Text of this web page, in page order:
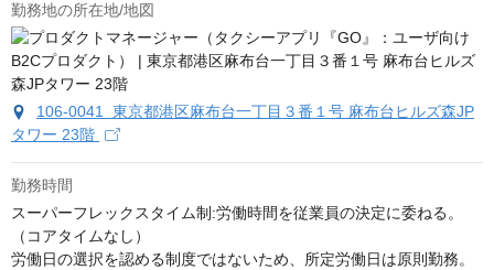
勤務地の所在地/地図
106-0041 東京都港区麻布台一丁目３番１号 麻布台ヒルズ森JP
タワー 23階
勤務時間
スーパーフレックスタイム制:労働時間を従業員の決定に委ねる。
（コアタイムなし）
労働日の選択を認める制度ではないため、所定労働日は原則勤務。